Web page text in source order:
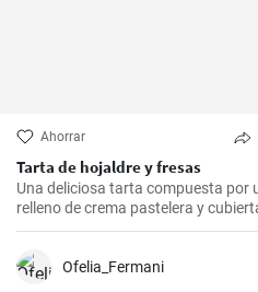
Ahorrar
Tarta de hojaldre y fresas
Una deliciosa tarta compuesta por
relleno de crema pastelera y
Ofelia_Fermani